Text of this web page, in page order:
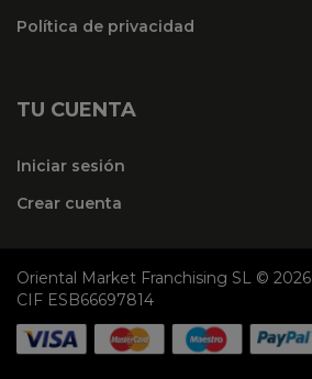
Política de privacidad
TU CUENTA
Iniciar sesión
Crear cuenta
Oriental Market Franchising SL © 2026
CIF ESB66697814